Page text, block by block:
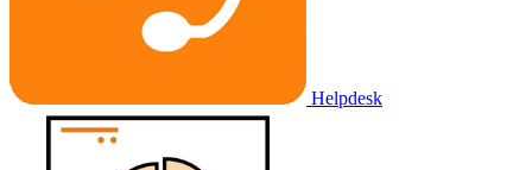
Helpdesk